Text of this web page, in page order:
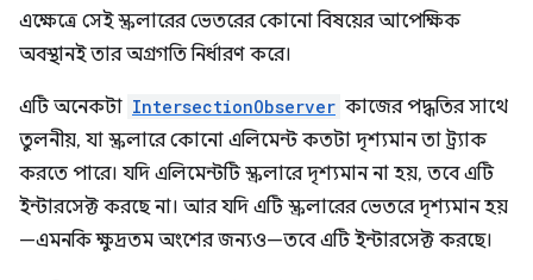
এক্ষেত্রে সেই স্ক্রলারের ভেতরের কোনো বিষয়ের আপেক্ষিক
অবস্থানই তার অগ্রগতি নির্ধারণ করে।
এটি অনেকটা IntersectionObserver কাজের পদ্ধতির সাথে
তুলনীয়, যা স্ক্রলারে কোনো এলিমেন্ট কতটা দৃশ্যমান তা ট্র্যাক
করতে পারে। যদি এলিমেন্টটি স্ক্রলারে দৃশ্যমান না হয়, তবে এটি
ইন্টারসেক্ট করছে না। আর যদি এটি স্ক্রলারের ভেতরে দৃশ্যমান হয়
—এমনকি ক্ষুদ্রতম অংশের জন্যও—তবে এটি ইন্টারসেক্ট করছে।